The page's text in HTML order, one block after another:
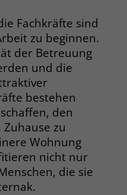
Fachkräfte sind
zu beginnen.
der Betreuung
und die
bestehen
den
zu
Wohnung
nicht nur
die sie
des Benutzers bei
bei.
gesetzt, wenn ein
Klick auf eine Google
auf die Website gelangt.
darüber,
geklickt wurde,
Erfolge wie z.B.
Kontaktanfragen der
werden können.